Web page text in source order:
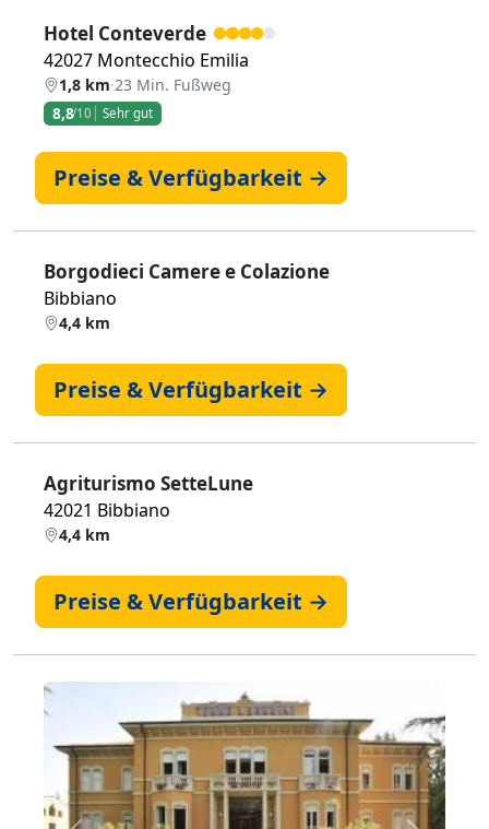
Hotel Conteverde
42027 Montecchio Emilia
1,8 km·23 Min. Fußweg
8,8/10 Sehr gut
Preise & Verfügbarkeit →
Borgodieci Camere e Colazione
Bibbiano
4,4 km
Preise & Verfügbarkeit →
Agriturismo SetteLune
42021 Bibbiano
4,4 km
Preise & Verfügbarkeit →